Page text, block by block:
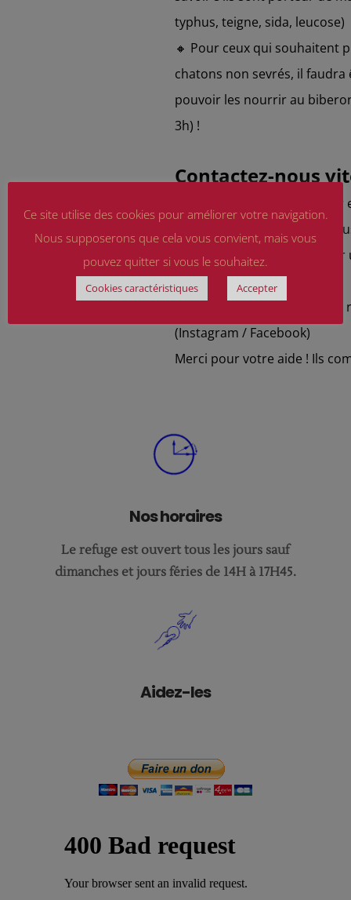
typhus, teigne, sida, leucose)
🔸 Pour ceux qui souhaitent
chatons non sevrés, il
pouvoir les nourrir au
3h) !
Contactez-nous
Si vous souhaitez nous
que famille d’accueil ou si
n’hésitez pas à nous
spa.bn.verson@gmail.com
Ou en message privé via nos
(Instagram / Facebook)
Merci pour votre aide ! Ils
Nos horaires
Le refuge est ouvert tous les jours sauf
dimanches et jours féries de 14H à 17H45.
Aidez-les
Ce site utilise des cookies pour améliorer votre navigation.
Nous supposerons que cela vous convient, mais vous
pouvez quitter si vous le souhaitez.
Cookies caractéristiques Accepter